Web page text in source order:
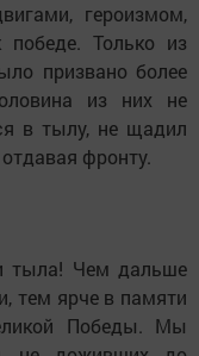
героизмом,
Только из
призвано более
из них не
в тылу, не щадил
фронту.
тыла! Чем дальше
тем ярче в памяти
Победы. Мы